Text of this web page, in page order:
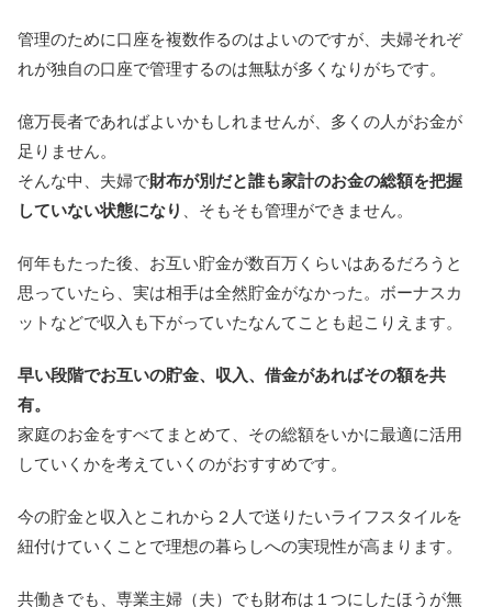
管理のために口座を複数作るのはよいのですが、夫婦それぞ
れが独自の口座で管理するのは無駄が多くなりがちです。
億万長者であればよいかもしれませんが、多くの人がお金が
足りません。
そんな中、夫婦で財布が別だと誰も家計のお金の総額を把握
していない状態になり
、そもそも管理ができません。
何年もたった後、お互い貯金が数百万くらいはあるだろうと
思っていたら、実は相手は全然貯金がなかった。ボーナスカ
ットなどで収入も下がっていたなんてことも起こりえます。
早い段階でお互いの貯金、収入、借金があればその額を共
有。
家庭のお金をすべてまとめて、その総額をいかに最適に活用
していくかを考えていくのがおすすめです。
今の貯金と収入とこれから２人で送りたいライフスタイルを
紐付けていくことで理想の暮らしへの実現性が高まります。
共働きでも、専業主婦（夫）でも財布は１つにしたほうが無